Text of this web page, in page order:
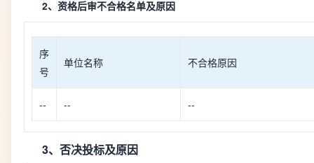
2、资格后审不合格名单及原因
序
号
单位名称 不合格原因
-- -- --
3、否决投标及原因